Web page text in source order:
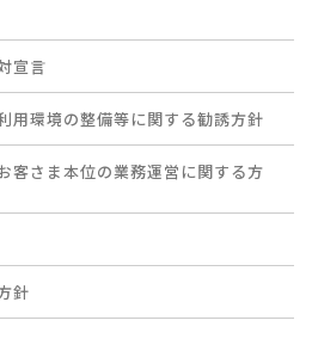
宣言
用環境の整備等に関する勧誘方針
客さま本位の業務運営に関する方
針